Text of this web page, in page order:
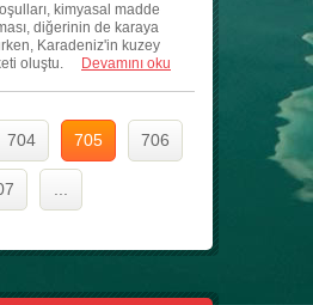
kimyasal madde
diğerinin de karaya
Karadeniz'in kuzey
oluştu.
Devamını oku
704 705 706